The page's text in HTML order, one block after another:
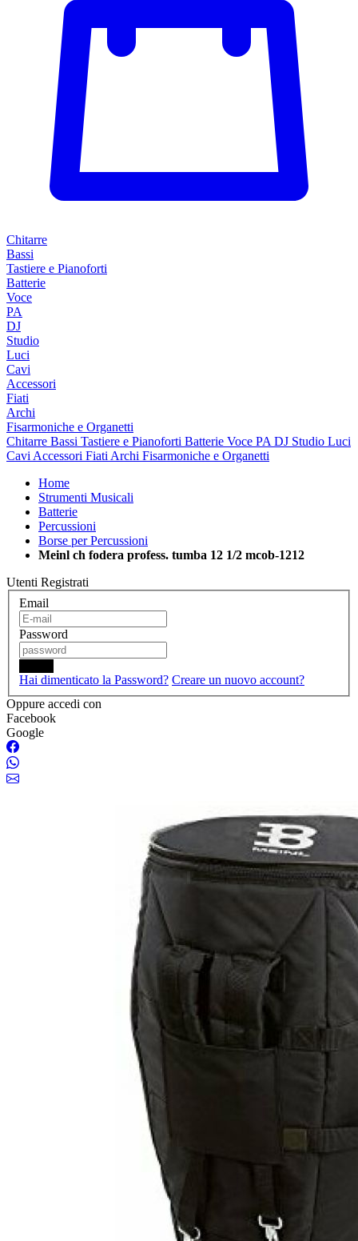
Chitarre
Bassi
Tastiere e Pianoforti
Batterie
Voce
PA
DJ
Studio
Luci
Cavi
Accessori
Fiati
Archi
Fisarmoniche e Organetti
Chitarre Bassi Tastiere e Pianoforti Batterie Voce PA DJ Studio Luci
Cavi Accessori Fiati Archi Fisarmoniche e Organetti
Home
Strumenti Musicali
Batterie
Percussioni
Borse per Percussioni
Meinl ch fodera profess. tumba 12 1/2 mcob-1212
Utenti Registrati
Email
Password
Hai dimenticato la Password? Creare un nuovo account?
Oppure accedi con
Facebook
Google